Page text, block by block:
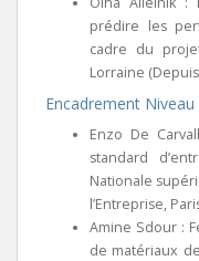
prédire les
cadre du
Lorraine
Encadrement Niveau
Enzo De
standard
Nationale
l’Entreprise,
Amine Sdour :
de matériaux